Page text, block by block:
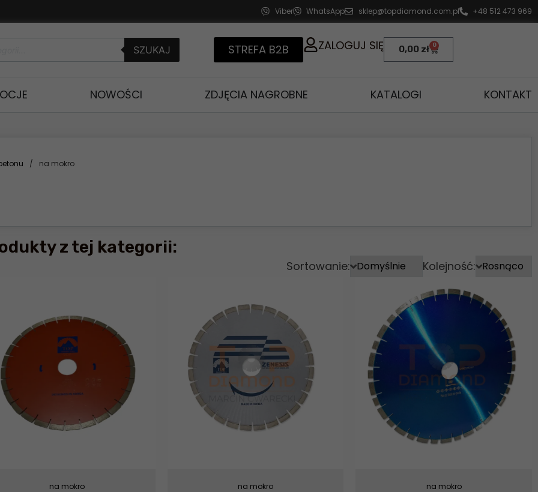
Viber WhatsApp sklep@topdiamond.com.pl +48 512 473 969
SZUKAJ STREFA B2B ZALOGUJ SIĘ 0,00 zł 0
NOWOŚCI ZDJĘCIA NAGROBNE KATALOGI KONTAKT
/ na mokro
z tej kategorii:
Sortowanie: Kolejność:
na mokro na mokro na mokro